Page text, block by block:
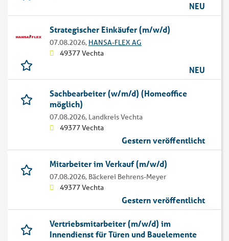
NEU
Strategischer Einkäufer (m/w/d)
07.08.2026, HANSA-FLEX AG
49377 Vechta
NEU
Sachbearbeiter (w/m/d) (Homeoffice
möglich)
07.08.2026, Landkreis Vechta
49377 Vechta
Gestern veröffentlicht
Mitarbeiter im Verkauf (m/w/d)
07.08.2026, Bäckerei Behrens-Meyer
49377 Vechta
Gestern veröffentlicht
Vertriebsmitarbeiter (m/w/d) im
Innendienst für Türen und Bauelemente